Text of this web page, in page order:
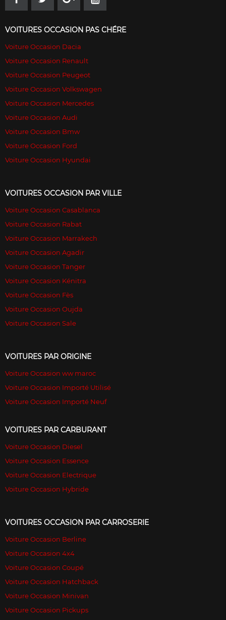
VOITURES OCCASION PAS CHÉRE
Voiture Occasion Dacia
Voiture Occasion Renault
Voiture Occasion Peugeot
Voiture Occasion Volkswagen
Voiture Occasion Mercedes
Voiture Occasion Audi
Voiture Occasion Bmw
Voiture Occasion Ford
Voiture Occasion Hyundai
VOITURES OCCASION PAR VILLE
Voiture Occasion Casablanca
Voiture Occasion Rabat
Voiture Occasion Marrakech
Voiture Occasion Agadir
Voiture Occasion Tanger
Voiture Occasion Kénitra
Voiture Occasion Fès
Voiture Occasion Oujda
Voiture Occasion Sale
VOITURES PAR ORIGINE
Voiture Occasion ww maroc
Voiture Occasion Importé Utilisé
Voiture Occasion Importé Neuf
VOITURES PAR CARBURANT
Voiture Occasion Diesel
Voiture Occasion Essence
Voiture Occasion Electrique
Voiture Occasion Hybride
VOITURES OCCASION PAR CARROSERIE
Voiture Occasion Berline
Voiture Occasion 4x4
Voiture Occasion Coupé
Voiture Occasion Hatchback
Voiture Occasion Minivan
Voiture Occasion Pickups